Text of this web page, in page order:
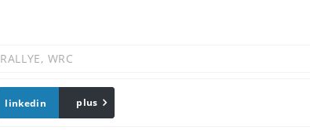
RALLYE, WRC
linkedin Email
plus